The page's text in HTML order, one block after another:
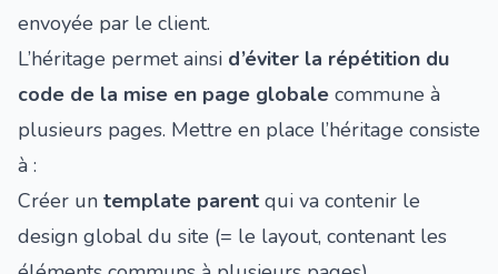
envoyée par le client.
L’héritage permet ainsi d’éviter la répétition du
code de la mise en page globale commune à
plusieurs pages. Mettre en place l’héritage consiste
à :
Créer un template parent qui va contenir le
design global du site (= le layout, contenant les